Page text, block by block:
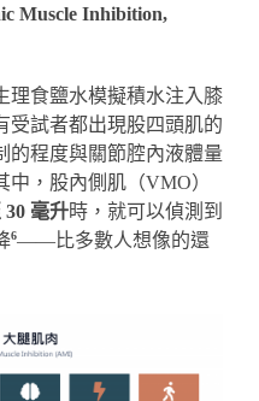
Muscle Inhibition,
理食鹽水模擬積水注入膝
受試者都出現股四頭肌的
的程度與關節腔內液體量
中，股內側肌（VMO）
30 毫升時，就可以偵測到
6——比多數人想像的還